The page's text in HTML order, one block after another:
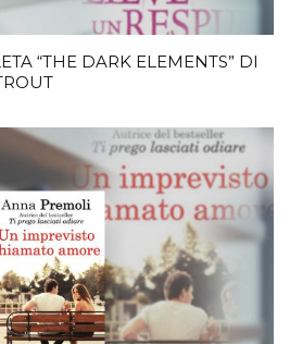
“THE DARK ELEMENTS” DI